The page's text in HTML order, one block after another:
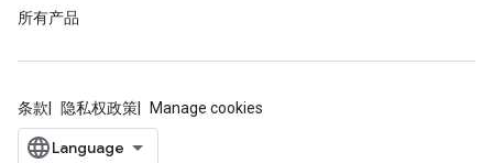
所有产品
条款 隐私权政策 Manage cookies